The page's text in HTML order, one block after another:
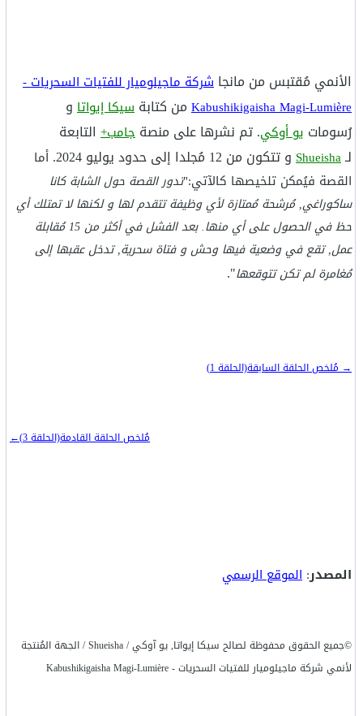
الأنمي مُقتبس من مانجا شركة ماجيلوميار للفتيات السحريات -
Kabushikigaisha Magi-Lumière من كتابة سيكا إيواتا و
رُسومات يو أوكي. تم نشرها على منصة جامب+ التابعة
لـShueisha و تتكون من 12 مُجلدا إلى حدود يوليو 2024.
أما
القصة فيُمكن تلخيصها كالآتي:"تدور القصة حول الشابة كانا
ساكوراغي, مُرشحة مُمتازة لأي وظيفة تتقدم لها و لكنها لا تمتلك أي
حظ في الحصول على أي منها. بعد الفشل في أكثر من 15 مُقابلة
عمل, تقع في وضعية فيها وحش و فتاة سحرية, تدخل عقبها إلى
مُغامرة لم تكن تتوقعها".
→ مُلخص الحلقة السابقة(الحلقة 1)
مُلخص الحلقة القادمة(الحلقة 3)←
المصدر: الموقع الرسمي
©جميع الحقوق محفوظة لصالح سيكا إيواتا, يو آوكي / Shueisha / الجهة المُنتجة
لأنمي شركة ماجيلوميار للفتيات السحريات - Kabushikigaisha Magi-Lumière